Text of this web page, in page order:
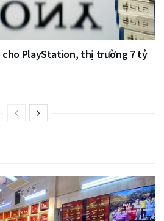
cho PlayStation, thị trường 7 tỷ